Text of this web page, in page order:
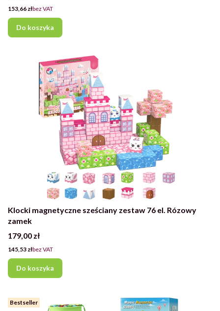
Cena
153,66 złbez VAT
Do koszyka
Klocki magnetyczne sześciany zestaw 76 el. Rózowy
zamek
Cena
179,00 zł
Cena
145,53 złbez VAT
Do koszyka
Bestseller